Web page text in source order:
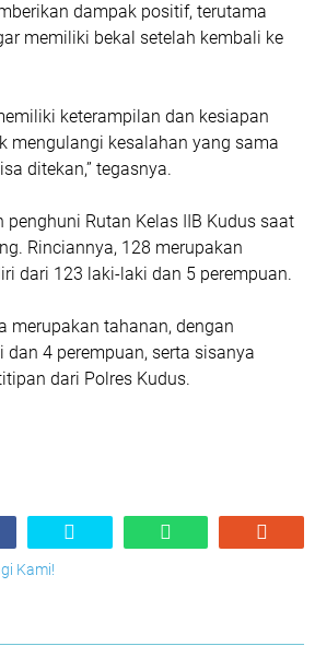
dampak positif, terutama
memiliki bekal setelah kembali ke
keterampilan dan kesiapan
mengulangi kesalahan yang sama
ditekan,” tegasnya.
penghuni Rutan Kelas IIB Kudus saat
Rinciannya, 128 merupakan
dari 123 laki-laki dan 5 perempuan.
merupakan tahanan, dengan
4 perempuan, serta sisanya
dari Polres Kudus.
Kami!